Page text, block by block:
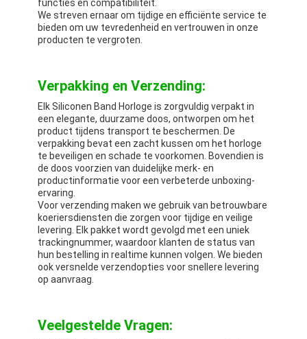
functies en compatibiliteit.
We streven ernaar om tijdige en efficiënte service te
bieden om uw tevredenheid en vertrouwen in onze
producten te vergroten.
Verpakking en Verzending:
Elk Siliconen Band Horloge is zorgvuldig verpakt in
een elegante, duurzame doos, ontworpen om het
product tijdens transport te beschermen. De
verpakking bevat een zacht kussen om het horloge
te beveiligen en schade te voorkomen. Bovendien is
de doos voorzien van duidelijke merk- en
productinformatie voor een verbeterde unboxing-
ervaring.
Voor verzending maken we gebruik van betrouwbare
koeriersdiensten die zorgen voor tijdige en veilige
levering. Elk pakket wordt gevolgd met een uniek
trackingnummer, waardoor klanten de status van
hun bestelling in realtime kunnen volgen. We bieden
ook versnelde verzendopties voor snellere levering
op aanvraag.
Veelgestelde Vragen: